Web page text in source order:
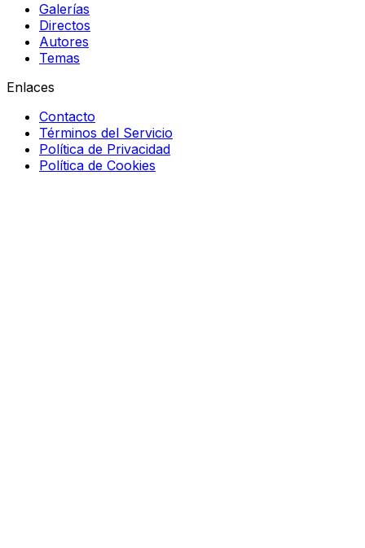
Galerías
Directos
Autores
Temas
Enlaces
Contacto
Términos del Servicio
Política de Privacidad
Política de Cookies